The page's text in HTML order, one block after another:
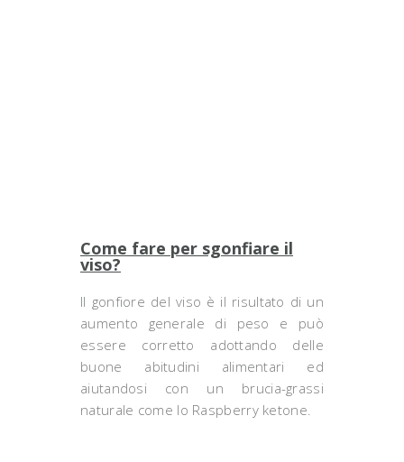
Come fare per sgonfiare il
viso?
Il gonfiore del viso è il risultato di un
aumento generale di peso e può
essere corretto adottando delle
buone abitudini alimentari ed
aiutandosi con un brucia-grassi
naturale come lo Raspberry ketone.